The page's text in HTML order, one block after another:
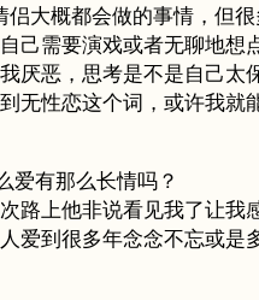
大概都会做的事情，但
己需要演戏或者无聊地想
厌恶，思考是不是自己太
性恋这个词，或许我就
爱有那么长情吗？
上他非说看见我了让我
爱到很多年念念不忘或是